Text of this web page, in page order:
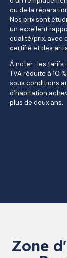
ou de la
Nos prix sont
un excellent
qualité/prix, avec
certifié et des
À noter : les tarifs
TVA réduite à 10
sous conditions
d’habitation
plus de deux ans.
Zone